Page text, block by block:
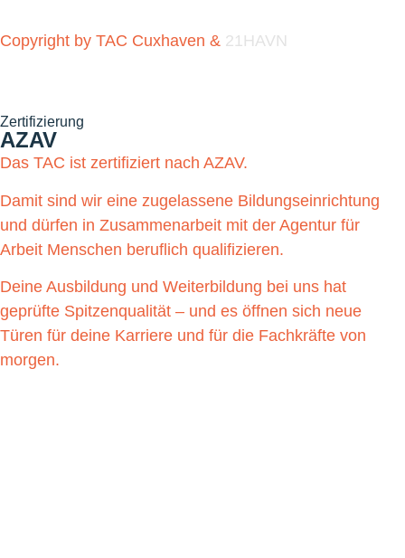
Copyright by TAC Cuxhaven & 21HAVN
Zertifizierung
AZAV
Das TAC ist zertifiziert nach AZAV.
Damit sind wir eine zugelassene Bildungseinrichtung
und dürfen in Zusammenarbeit mit der Agentur für
Arbeit Menschen beruflich qualifizieren.
Deine Ausbildung und Weiterbildung bei uns hat
geprüfte Spitzenqualität – und es öffnen sich neue
Türen für deine Karriere und für die Fachkräfte von
morgen.